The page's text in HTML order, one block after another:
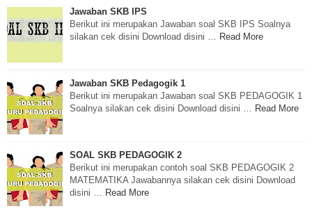
Jawaban SKB IPS
Berikut ini merupakan Jawaban soal SKB IPS Soalnya
silakan cek disini Download disini …
Read More
Jawaban SKB Pedagogik 1
Berikut ini merupakan Jawaban soal SKB PEDAGOGIK 1
Soalnya silakan cek disini Download disini …
Read More
SOAL SKB PEDAGOGIK 2
Berikut ini merupakan contoh soal SKB PEDAGOGIK 2
MATEMATIKA Jawabannya silakan cek disini Download
disini …
Read More